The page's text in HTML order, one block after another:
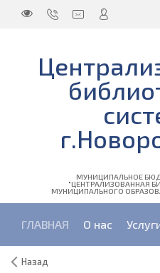
МУНИЦИПАЛЬНОЕ
"ЦЕНТРАЛИЗОВАННАЯ
МУНИЦИПАЛЬНОГО
ГЛАВНАЯ О нас
Назад